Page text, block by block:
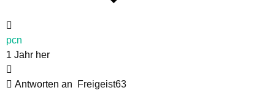
pcn
1 Jahr her
Antworten an
Freigeist63